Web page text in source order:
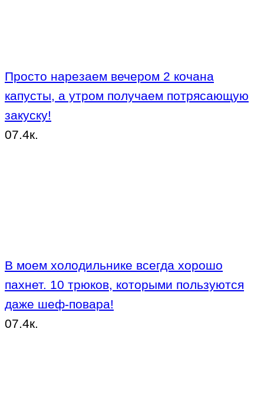
Просто нарезаем вечером 2 кочана
капусты, а утром получаем потрясающую
закуску!
07.4к.
В моем холодильнике всегда хорошо
пахнет. 10 трюков, которыми пользуются
даже шеф-повара!
07.4к.